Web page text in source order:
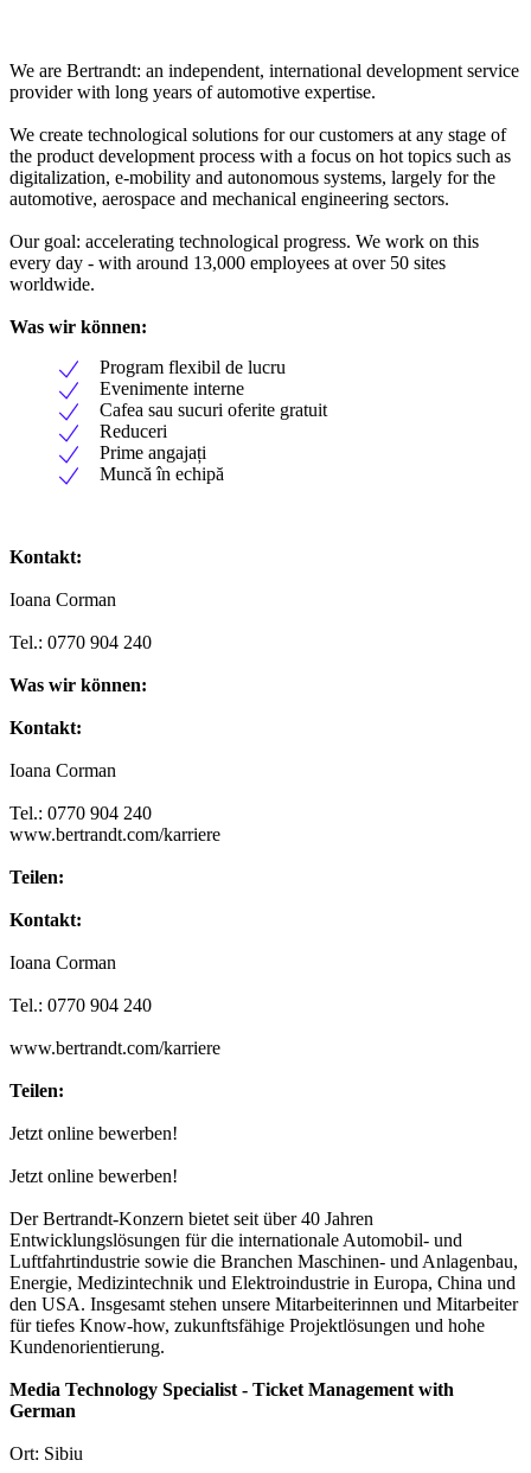
We are Bertrandt: an independent, international development service
provider with long years of automotive expertise.
We create technological solutions for our customers at any stage of
the product development process with a focus on hot topics such as
digitalization, e-mobility and autonomous systems, largely for the
automotive, aerospace and mechanical engineering sectors.
Our goal: accelerating technological progress. We work on this
every day - with around 13,000 employees at over 50 sites
worldwide.
Was wir können:
Program flexibil de lucru
Evenimente interne
Cafea sau sucuri oferite gratuit
Reduceri
Prime angajați
Muncă în echipă
Kontakt:
Ioana Corman
Tel.: 0770 904 240
Was wir können:
Kontakt:
Ioana Corman
Tel.: 0770 904 240
www.bertrandt.com/karriere
Teilen:
Kontakt:
Ioana Corman
Tel.: 0770 904 240
www.bertrandt.com/karriere
Teilen:
Jetzt online bewerben!
Jetzt online bewerben!
Der Bertrandt-Konzern bietet seit über 40 Jahren
Entwicklungslösungen für die internationale Automobil- und
Luftfahrtindustrie sowie die Branchen Maschinen- und Anlagenbau,
Energie, Medizintechnik und Elektroindustrie in Europa, China und
den USA. Insgesamt stehen unsere Mitarbeiterinnen und Mitarbeiter
für tiefes Know-how, zukunftsfähige Projektlösungen und hohe
Kundenorientierung.
Media Technology Specialist - Ticket Management with
German
Ort: Sibiu